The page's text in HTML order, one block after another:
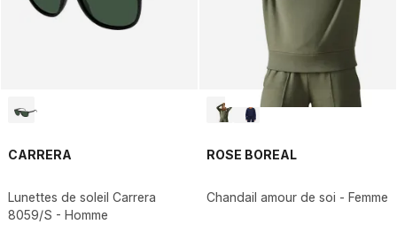
CARRERA
Lunettes de soleil Carrera
8059/S - Homme
ROSE BOREAL
Chandail amour de soi - Femme